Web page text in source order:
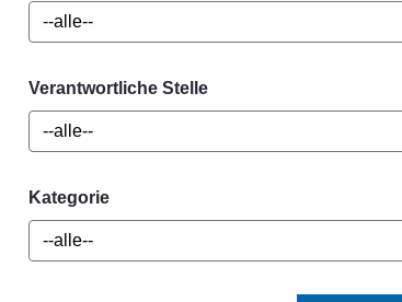
Verantwortliche Stelle
Kategorie